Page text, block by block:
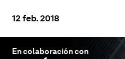
12 feb. 2018
En colaboración con